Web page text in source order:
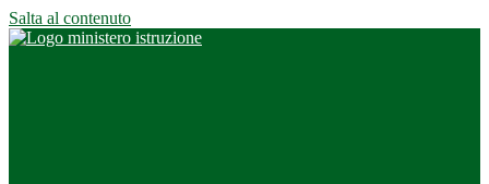
Salta al contenuto